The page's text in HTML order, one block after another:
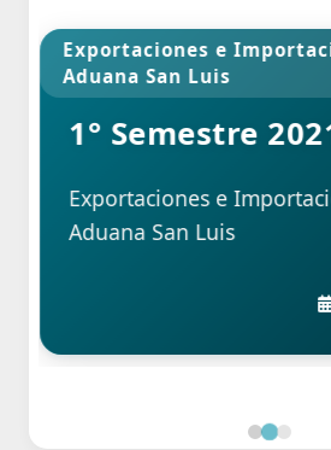
Importaciones
2021
Importaciones